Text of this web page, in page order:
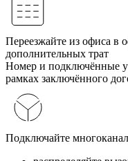
Переезжайте из офиса в
дополнительных трат
Номер и подключённые
рамках заключённого
Подключайте